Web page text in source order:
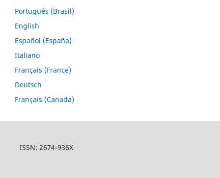
Português (Brasil)
English
Español (España)
Italiano
Français (France)
Deutsch
Français (Canada)
ISSN: 2674-936X